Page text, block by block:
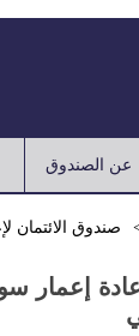
عن الصندوق
صندوق الائتمان
إعمار